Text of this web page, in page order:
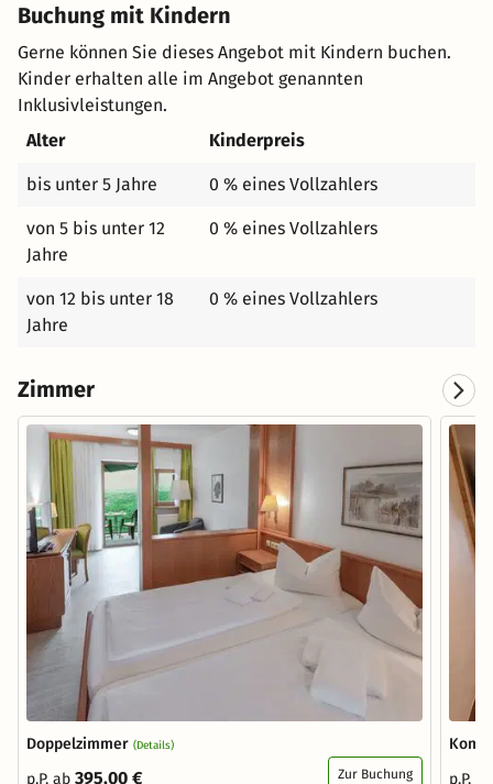
Buchung mit Kindern
Gerne können Sie dieses Angebot mit Kindern buchen.
Kinder erhalten alle im Angebot genannten
Inklusivleistungen.
Alter
Kinderpreis
bis unter 5 Jahre 0 % eines Vollzahlers
von 5 bis unter 12
Jahre
0 % eines Vollzahlers
von 12 bis unter 18
Jahre
0 % eines Vollzahlers
Zimmer
Doppelzimmer (Details)
p.P. ab 395,00 € Zur Buchung
p.P.